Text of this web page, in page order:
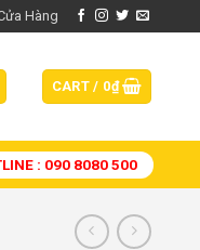
Hàng
CART / 0₫
: 090 8080 500